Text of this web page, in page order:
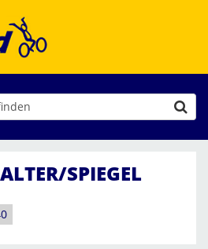
SPIEGEL